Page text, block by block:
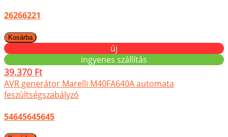
26266221
új
ingyenes szállítás
39.370 Ft
AVR generátor Marelli M40FA640A automata
feszültségszabályzó
54645645645